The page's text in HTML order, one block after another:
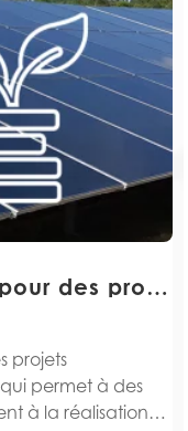
Financement participatif pour des projets photovoltaïques : comment ça fonctionne ?
projets
permet à des
à la réalisation